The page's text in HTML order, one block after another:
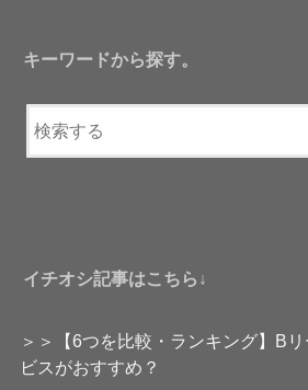
キーワードから探す。
イチオシ記事はこちら↓
＞＞【6つを比較・ランキング】B
ビスがおすすめ？